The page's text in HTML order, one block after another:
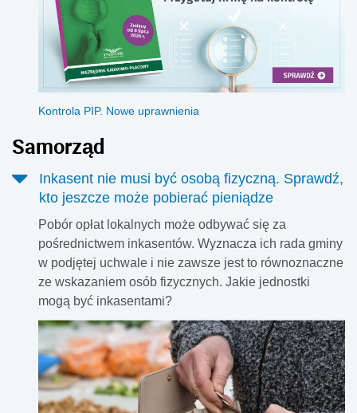
Kontrola PIP. Nowe uprawnienia
Samorząd
Inkasent nie musi być osobą fizyczną. Sprawdź,
kto jeszcze może pobierać pieniądze
Pobór opłat lokalnych może odbywać się za
pośrednictwem inkasentów. Wyznacza ich rada gminy
w podjętej uchwale i nie zawsze jest to równoznaczne
ze wskazaniem osób fizycznych. Jakie jednostki
mogą być inkasentami?